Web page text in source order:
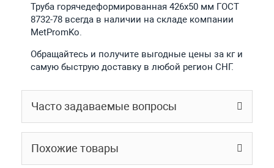
Труба горячедеформированная 426х50 мм ГОСТ
8732-78 всегда в наличии на складе компании
MetPromKo.
Обращайтесь и получите выгодные цены за кг и
самую быструю доставку в любой регион СНГ.
Часто задаваемые вопросы
Похожие товары